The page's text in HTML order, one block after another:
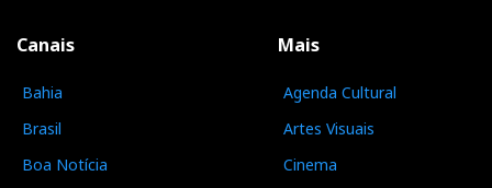
Canais
Bahia
Brasil
Boa Notícia
Mais
Agenda Cultural
Artes Visuais
Cinema